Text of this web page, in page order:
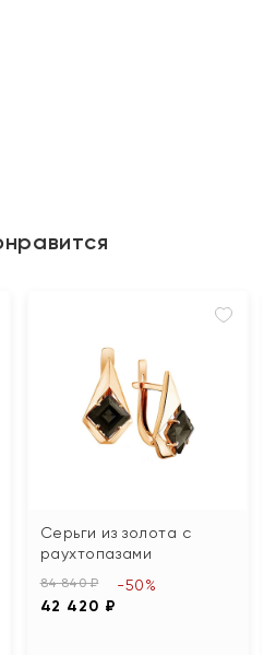
Серьги из золота с
раухтопазами
84 840 ₽
42 420 ₽
-50%